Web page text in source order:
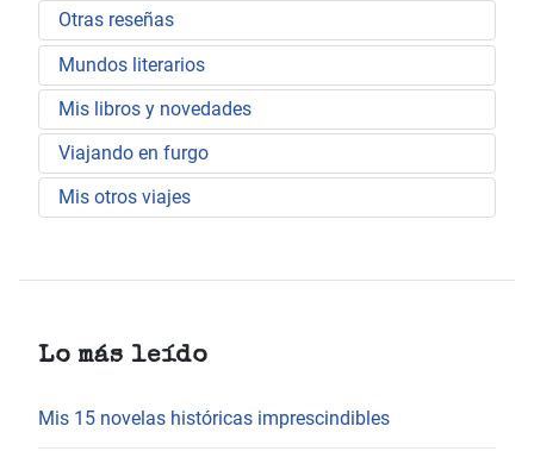
Otras reseñas
Mundos literarios
Mis libros y novedades
Viajando en furgo
Mis otros viajes
Lo más leído
Mis 15 novelas históricas imprescindibles